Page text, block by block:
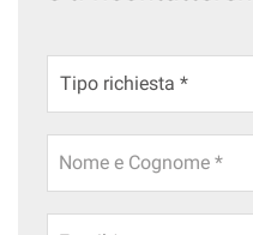
Nome e Cognome *